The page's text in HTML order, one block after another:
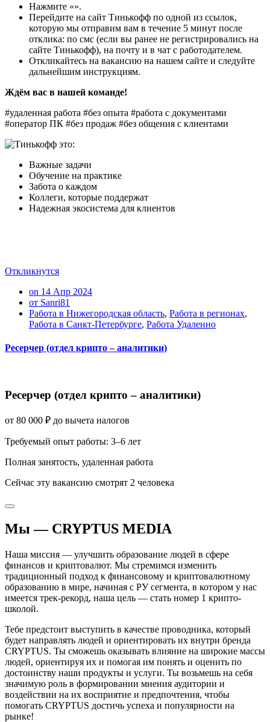
Нажмите «».
Перейдите на сайт Тинькофф по одной из ссылок,
которую мы отправим вам в течение 5 минут после
отклика: по смс (если вы ранее не регистрировались на
сайте Тинькофф), на почту и в чат с работодателем.
Откликайтесь на вакансию на нашем сайте и следуйте
дальнейшим инструкциям.
Ждём вас в нашей команде!
#удаленная работа #без опыта #работа с документами
#оператор ПК #без продаж #без общения с клиентами
Важные задачи
Обучение на практике
Забота о каждом
Коллеги, которые поддержат
Надежная экосистема для клиентов
Откликнутся
on 14 Апр 2024
от Sanri81
Работа в Нижегородская область, Работа в регионах,
Работа в Санкт-Петербурге, Работа Удаленно
Ресерчер (отдел крипто – аналитики)
Ресерчер (отдел крипто – аналитики)
от 80 000 ₽ до вычета налогов
Требуемый опыт работы: 3–6 лет
Полная занятость, удаленная работа
Сейчас эту вакансию смотрят 2 человека
Мы — CRYPTUS MEDIA
Наша миссия — улучшить образование людей в сфере
финансов и криптовалют. Мы стремимся изменить
традиционный подход к финансовому и криптовалютному
образованию в мире, начиная с РУ сегмента, в котором у нас
имеется трек-рекорд, наша цель — стать номер 1 крипто-
школой.
Тебе предстоит выступить в качестве проводника, который
будет направлять людей и ориентировать их внутри бренда
CRYPTUS. Ты сможешь оказывать влияние на широкие массы
людей, ориентируя их и помогая им понять и оценить по
достоинству наши продукты и услуги. Ты возьмешь на себя
значимую роль в формировании мнения аудитории и
воздействии на их восприятие и предпочтения, чтобы
помогать CRYPTUS достичь успеха и популярности на
рынке!